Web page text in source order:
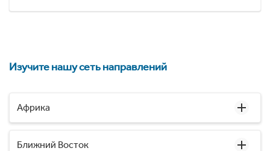
Изучите нашу сеть направлений
Африка
Ближний Восток